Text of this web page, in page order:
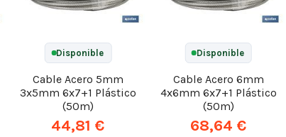
Disponible
Cable Acero 5mm
3x5mm 6x7+1 Plástico
(50m)
44,81 €
Disponible
Cable Acero 6mm
4x6mm 6x7+1 Plástico
(50m)
68,64 €